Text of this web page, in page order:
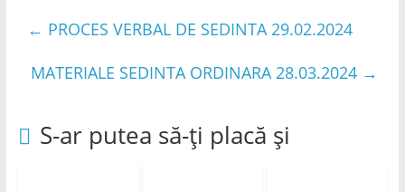
← PROCES VERBAL DE SEDINTA 29.02.2024
MATERIALE SEDINTA ORDINARA 28.03.2024 →
S-ar putea să-ți placă și